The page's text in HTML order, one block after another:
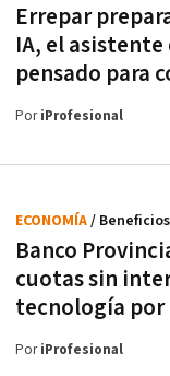
Errepar
IA, el
pensado para
PoriProfesional
Banco
cuotas sin
tecnología por
ECONOMÍA/ Beneficios
PoriProfesional